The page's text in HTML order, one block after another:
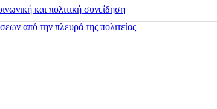
και πολιτική συνείδηση
από την πλευρά της πολιτείας